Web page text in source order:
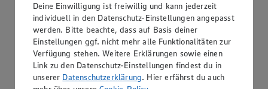
Route
Geöffnet· Schließt um 20:00 Uhr
Öffnungszeiten anzeigen
Services anzeigen Services anzeigen
Deine Einwilligung ist freiwillig und kann jederzeit
individuell in den Datenschutz-Einstellungen angepasst
werden. Bitte beachte, dass auf Basis deiner
Einstellungen ggf. nicht mehr alle Funktionalitäten zur
Verfügung stehen. Weitere Erklärungen sowie einen
Link zu den Datenschutz-Einstellungen findest du in
unserer Datenschutzerklärung. Hier erfährst du auch